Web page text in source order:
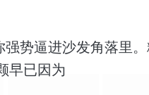
逼进沙发角落里。
早已因为